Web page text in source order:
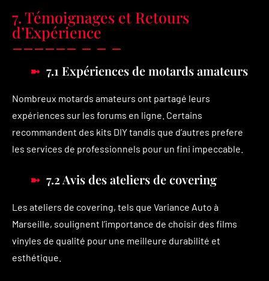
7. Témoignages et Retours
d’Expérience
7.1 Expériences de motards amateurs
Nombreux motards amateurs ont partagé leurs
expériences sur les forums en ligne. Certains
recommandent des kits DIY tandis que d’autres prefere
les services de professionnels pour un fini impeccable.
7.2 Avis des ateliers de covering
Les ateliers de covering, tels que Variance Auto à
Marseille, soulignent l’importance de choisir des films
vinyles de qualité pour une meilleure durabilité et
esthétique.